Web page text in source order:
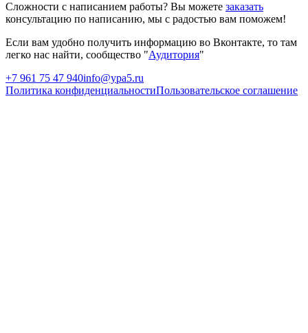
Сложности с написанием работы? Вы можете заказать
консультацию по написанию, мы с радостью вам поможем!
Если вам удобно получить информацию во Вконтакте, то там
легко нас найти, сообщество "Аудитория"
+7 961 75 47 940info@ypa5.ru
Политика конфиденциальностиПользовательское соглашение